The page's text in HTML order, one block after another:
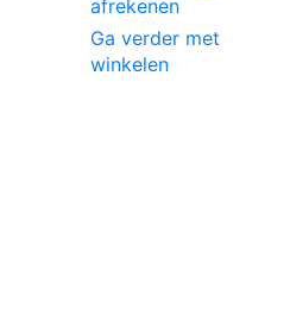
afrekenen
Ga verder met
winkelen